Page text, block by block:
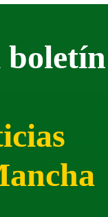
boletín